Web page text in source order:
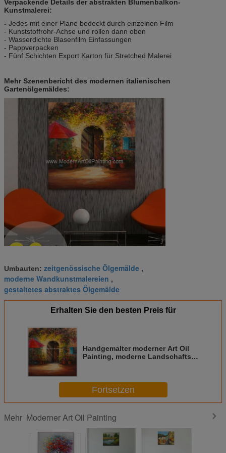
Verpackende Details der abstrakten Blumenbalkon-
Kunstmalerei:
- Jedes mit einer Plane bedeckt durch einzelnen Film
- Kunststoffrohr-Achse und rollen dann oben
- Wasserdichte Blasenfilm Einfassungen
- Pappverpacken
- Fünf Schichten Export Karton für Stretched Malerei
Mehr Szenenbericht des modernen italienischen
Gartenölgemäldes:
Umbauten: zeitgenössische Ölgemälde ,
moderne Wandkunstmalereien ,
gestaltetes abstraktes Ölgemälde
Erhalten Sie den besten Preis für
Handgemalter moderner Art Oil
Painting, moderne Landschafts-
Fortsetzen
Mehr Moderner Art Oil Painting